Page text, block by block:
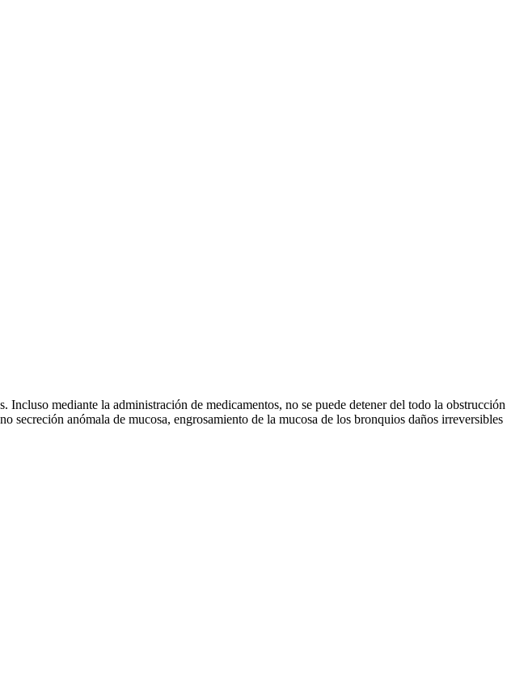
mediante la administración de medicamentos, no se puede detener del todo la obstrucción
anómala de mucosa, engrosamiento de la mucosa de los bronquios daños irreversibles